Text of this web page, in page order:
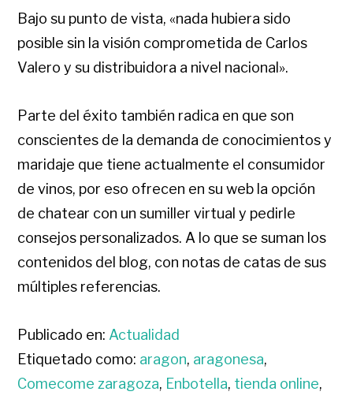
Bajo su punto de vista, «nada hubiera sido
posible sin la visión comprometida de Carlos
Valero y su distribuidora a nivel nacional».
Parte del éxito también radica en que son
conscientes de la demanda de conocimientos y
maridaje que tiene actualmente el consumidor
de vinos, por eso ofrecen en su web la opción
de chatear con un sumiller virtual y pedirle
consejos personalizados. A lo que se suman los
contenidos del blog, con notas de catas de sus
múltiples referencias.
Publicado en: Actualidad
Etiquetado como: aragon, aragonesa,
Comecome zaragoza, Enbotella, tienda online,